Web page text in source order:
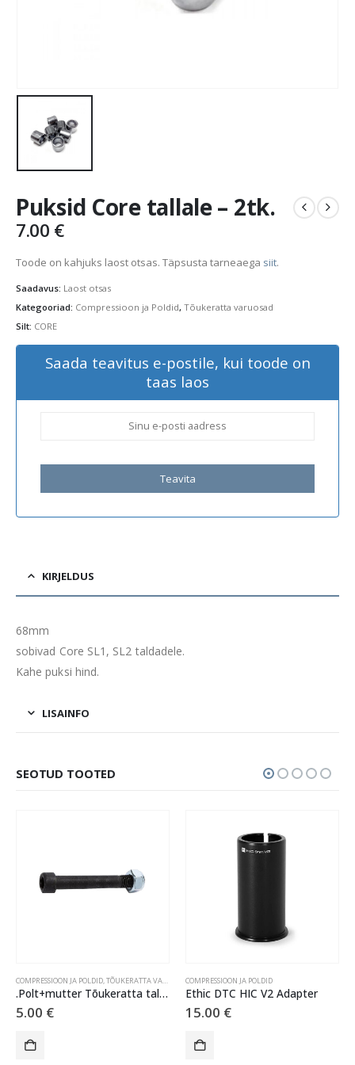
Puksid Core tallale – 2tk.
7.00 €
Toode on kahjuks laost otsas. Täpsusta tarneaega siit.
Saadavus: Laost otsas
Kategooriad: Compressioon ja Poldid, Tõukeratta varuosad
Silt: CORE
Saada teavitus e-postile, kui toode on
taas laos
Teavita
KIRJELDUS
68mm
sobivad Core SL1, SL2 taldadele.
Kahe puksi hind.
LISAINFO
SEOTUD TOOTED
COMPRESSIOON JA POLDID,TÕUKERATTA VARUOSAD
.Polt+mutter Tõukeratta tallale – 60mm
5.00 €
COMPRESSIOON JA POLDID
Ethic DTC HIC V2 Adapter
15.00 €